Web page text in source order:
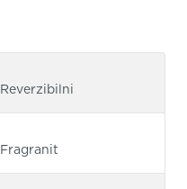
Reverzibilni
Fragranit